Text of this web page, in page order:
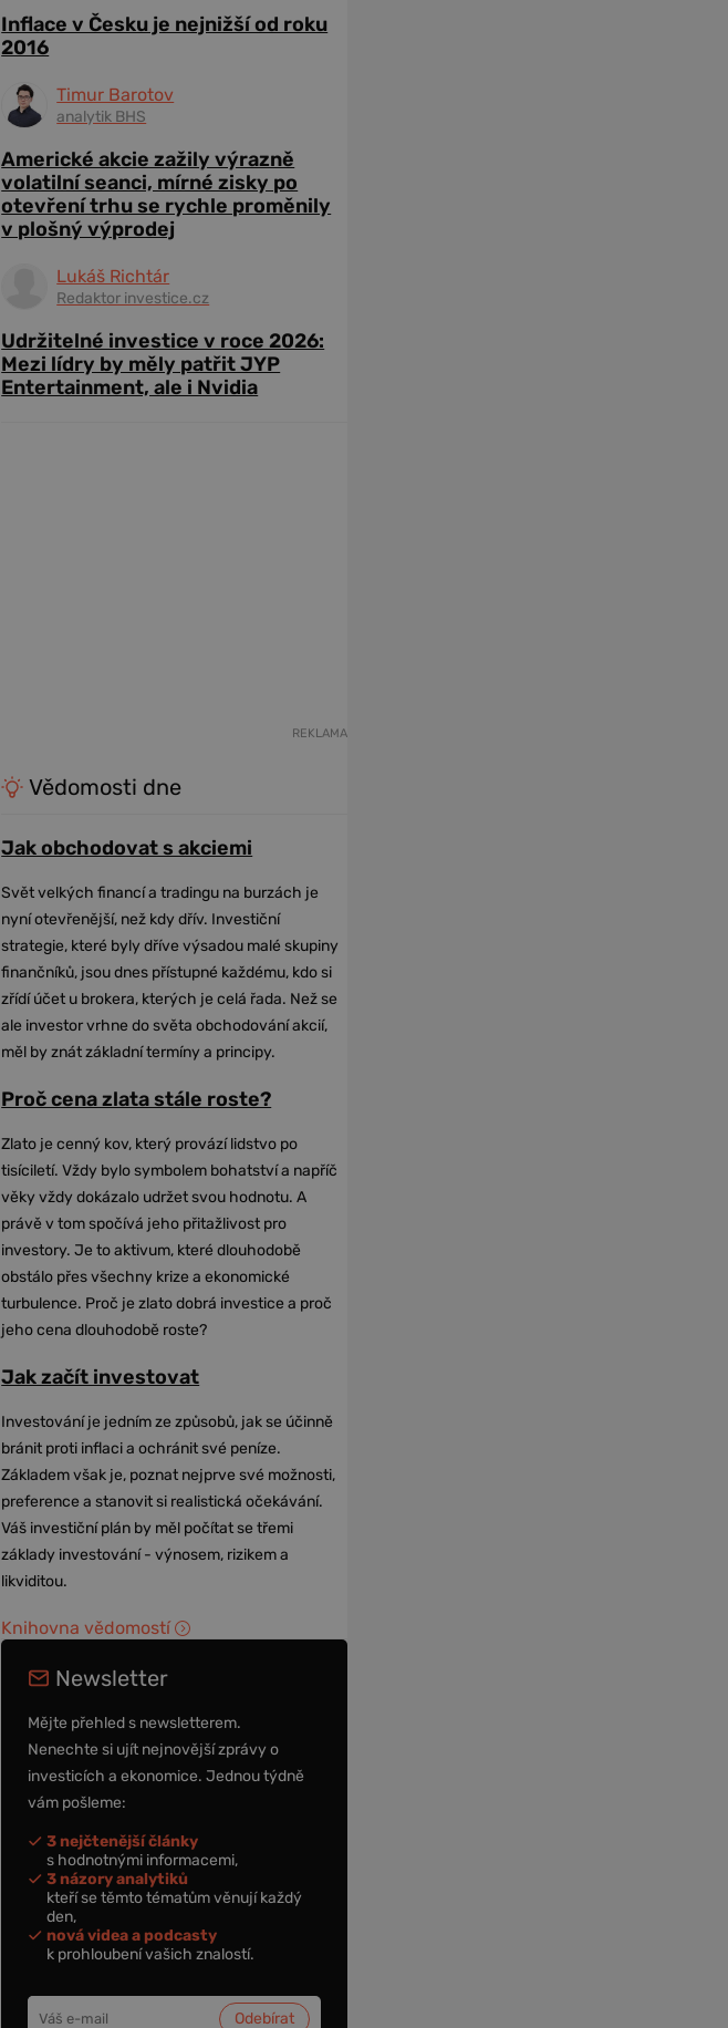
Inflace v Česku je nejnižší od roku
2016
Timur Barotov
analytik BHS
Americké akcie zažily výrazně
volatilní seanci, mírné zisky po
otevření trhu se rychle proměnily
v plošný výprodej
Lukáš Richtár
Redaktor investice.cz
Udržitelné investice v roce 2026:
Mezi lídry by měly patřit JYP
Entertainment, ale i Nvidia
REKLAMA
Vědomosti dne
Jak obchodovat s akciemi
Svět velkých financí a tradingu na burzách je
nyní otevřenější, než kdy dřív. Investiční
strategie, které byly dříve výsadou malé skupiny
finančníků, jsou dnes přístupné každému, kdo si
zřídí účet u brokera, kterých je celá řada. Než se
ale investor vrhne do světa obchodování akcií,
měl by znát základní termíny a principy.
Proč cena zlata stále roste?
Zlato je cenný kov, který provází lidstvo po
tisíciletí. Vždy bylo symbolem bohatství a napříč
věky vždy dokázalo udržet svou hodnotu. A
právě v tom spočívá jeho přitažlivost pro
investory. Je to aktivum, které dlouhodobě
obstálo přes všechny krize a ekonomické
turbulence. Proč je zlato dobrá investice a proč
jeho cena dlouhodobě roste?
Jak začít investovat
Investování je jedním ze způsobů, jak se účinně
bránit proti inflaci a ochránit své peníze.
Základem však je, poznat nejprve své možnosti,
preference a stanovit si realistická očekávání.
Váš investiční plán by měl počítat se třemi
základy investování - výnosem, rizikem a
likviditou.
Knihovna vědomostí
Newsletter
Mějte přehled s newsletterem.
Nenechte si ujít nejnovější zprávy o
investicích a ekonomice. Jednou týdně
vám pošleme:
3 nejčtenější články
s hodnotnými informacemi,
3 názory analytiků
kteří se těmto tématům věnují každý
den,
nová videa a podcasty
k prohloubení vašich znalostí.